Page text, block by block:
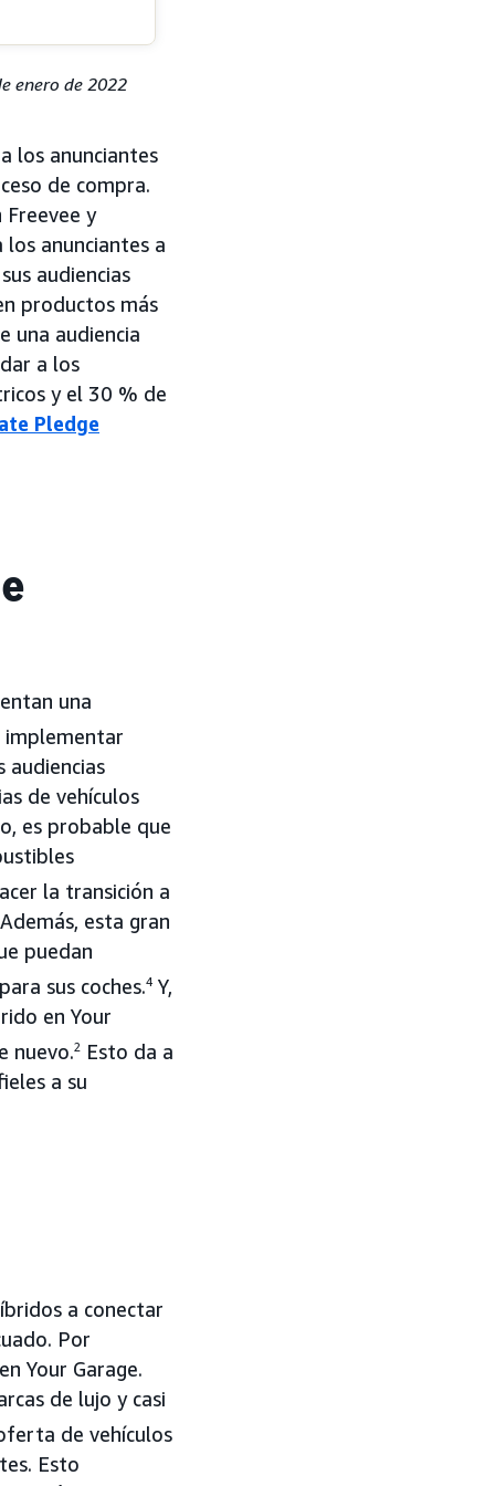
enero de 2022
los anunciantes
de compra.
y
anunciantes a
audiencias
productos más
una audiencia
a los
y el 30 % de
Pledge
una
implementar
audiencias
de vehículos
es probable que
la transición a
esta gran
puedan
sus coches.4 Y,
en Your
nuevo.2
Esto da a
a su
a conectar
Por
Your Garage.
de lujo y casi
de vehículos
Esto